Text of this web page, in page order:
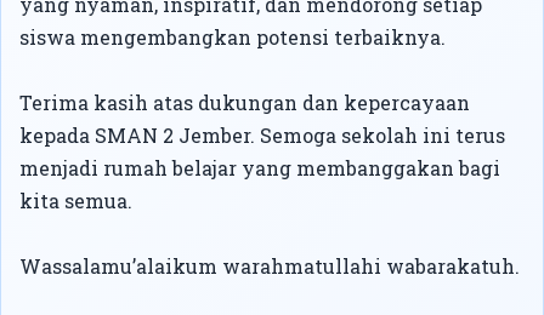
siswa mengembangkan potensi terbaiknya.
Terima kasih atas dukungan dan kepercayaan
kepada SMAN 2 Jember. Semoga sekolah ini terus
menjadi rumah belajar yang membanggakan bagi
kita semua.
Wassalamu’alaikum warahmatullahi wabarakatuh.